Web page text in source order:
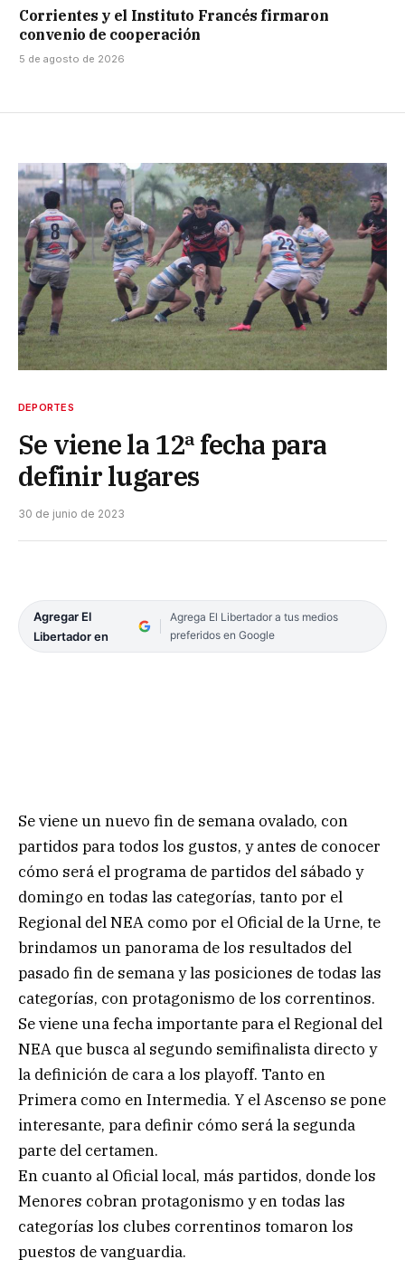
Corrientes y el Instituto Francés firmaron
convenio de cooperación
5 de agosto de 2026
DEPORTES
Se viene la 12ª fecha para
definir lugares
30 de junio de 2023
Agregar El
Libertador en
Agrega El Libertador a tus medios
preferidos en Google
Se viene un nuevo fin de semana ovalado, con
partidos para todos los gustos, y antes de conocer
cómo será el programa de partidos del sábado y
domingo en todas las categorías, tanto por el
Regional del NEA como por el Oficial de la Urne, te
brindamos un panorama de los resultados del
pasado fin de semana y las posiciones de todas las
categorías, con protagonismo de los correntinos.
Se viene una fecha importante para el Regional del
NEA que busca al segundo semifinalista directo y
la definición de cara a los playoff. Tanto en
Primera como en Intermedia. Y el Ascenso se pone
interesante, para definir cómo será la segunda
parte del certamen.
En cuanto al Oficial local, más partidos, donde los
Menores cobran protagonismo y en todas las
categorías los clubes correntinos tomaron los
puestos de vanguardia.